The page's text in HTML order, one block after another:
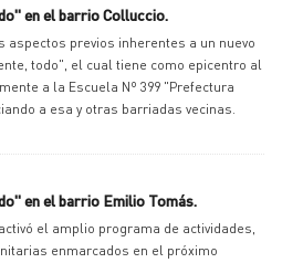
en el barrio Colluccio.
aspectos previos inherentes a un nuevo
todo", el cual tiene como epicentro al
a la Escuela Nº 399 "Prefectura
a esa y otras barriadas vecinas.
en el barrio Emilio Tomás.
el amplio programa de actividades,
enmarcados en el próximo